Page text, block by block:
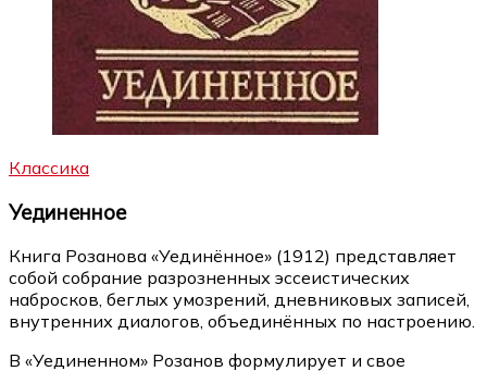
Классика
Уединенное
Книга Розанова «Уединённое» (1912) представляет
собой собрание разрозненных эссеистических
набросков, беглых умозрений, дневниковых записей,
внутренних диалогов, объединённых по настроению.
В «Уединенном» Розанов формулирует и свое